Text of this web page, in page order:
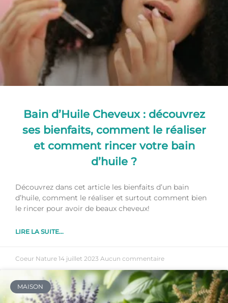
Bain d’Huile Cheveux : découvrez
ses bienfaits, comment le réaliser
et comment rincer votre bain
d’huile ?
Découvrez dans cet article les bienfaits d’un bain
d’huile, comment le réaliser et surtout comment bien
le rincer pour avoir de beaux cheveux!
LIRE LA SUITE...
Coeur Nature 14 juillet 2023 Aucun commentaire
MAISON